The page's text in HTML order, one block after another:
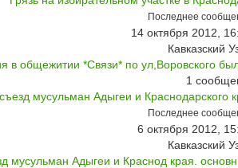
Последнее
14 октября 2012,
Кавказский
в общежитии *Связи* по ул,Воровского
1
мусульман Адыгеи и Краснодарского
Последнее
6 октября 2012,
Кавказский
мусульман Адыгеи и Краснод края. основн